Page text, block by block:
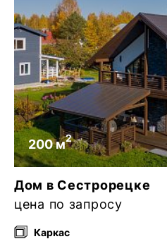
200 м2
Дом в Сестрорецке
цена по запросу
Каркас